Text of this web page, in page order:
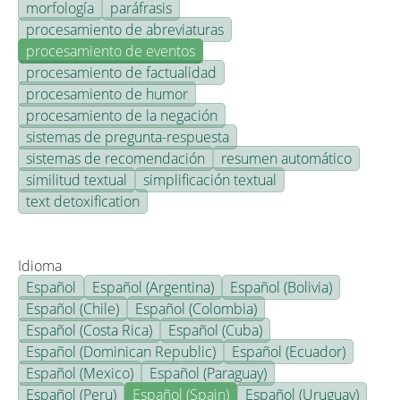
morfología
paráfrasis
procesamiento de abreviaturas
procesamiento de eventos
procesamiento de factualidad
procesamiento de humor
procesamiento de la negación
sistemas de pregunta-respuesta
sistemas de recomendación
resumen automático
similitud textual
simplificación textual
text detoxification
Idioma
Español
Español (Argentina)
Español (Bolivia)
Español (Chile)
Español (Colombia)
Español (Costa Rica)
Español (Cuba)
Español (Dominican Republic)
Español (Ecuador)
Español (Mexico)
Español (Paraguay)
Español (Peru)
Español (Spain)
Español (Uruguay)